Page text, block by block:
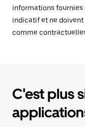
informations fournies
indicatif et ne doivent
comme
C'est plus